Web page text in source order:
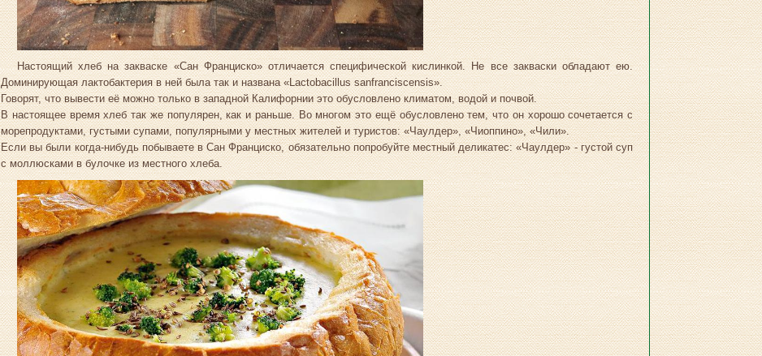
Настоящий хлеб на закваске «Сан Франциско» отличается специфической кислинкой. Не все закваски обладают ею.
Доминирующая лактобактерия в ней была так и названа «Lactobacillus sanfranciscensis».
Говорят, что вывести её можно только в западной Калифорнии это обусловлено климатом, водой и почвой.
В настоящее время хлеб так же популярен, как и раньше. Во многом это ещё обусловлено тем, что он хорошо сочетается с
морепродуктами, густыми супами, популярными у местных жителей и туристов: «Чаулдер», «Чиоппино», «Чили».
Если вы были когда-нибудь побываете в Сан Франциско, обязательно попробуйте местный деликатес: «Чаулдер» - густой суп
с моллюсками в булочке из местного хлеба.